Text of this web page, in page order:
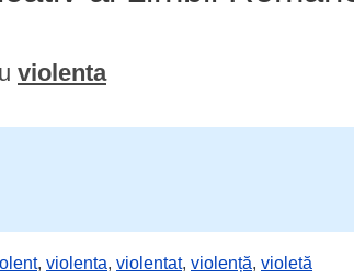
violenta
, violenta, violentat, violență, violetă